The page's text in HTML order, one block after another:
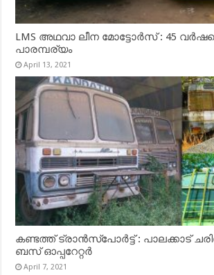
LMS അഥവാ ലീന മോട്ടോർസ് : 45
പാരമ്പര്യം
April 13, 2021
കണ്ടത്ത് ട്രാൻസ്‌പോർട്ട് : പാലക്കാട്
ബസ് ഓപ്പറേറ്റർ
April 7, 2021